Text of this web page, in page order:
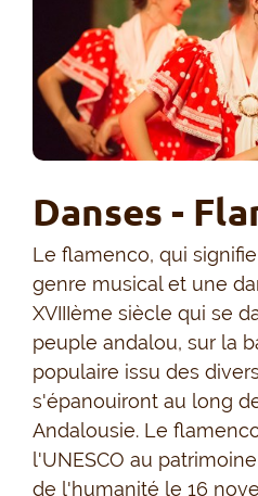
Danses -
Le flamenco, qui
genre musical et une
XVIIIème siècle qui se
peuple andalou, sur la
populaire issu des
s'épanouiront au long
Andalousie. Le
l'UNESCO au
de l'humanité le 16